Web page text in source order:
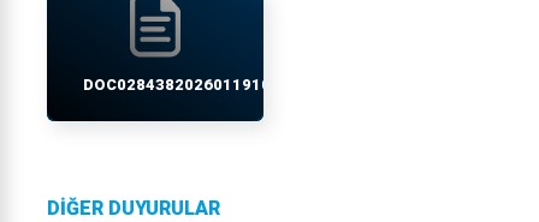
DOC02843820260119103248.PDF
DİĞER DUYURULAR